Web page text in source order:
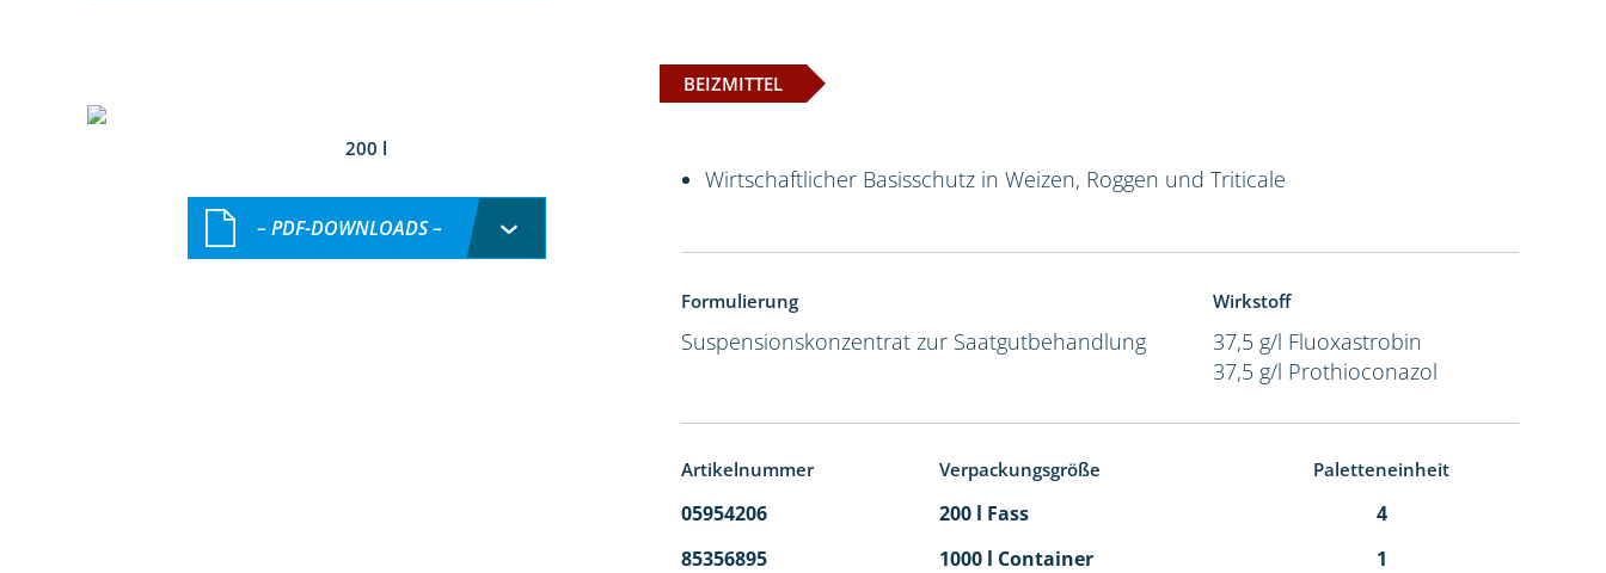
BEIZMITTEL
200 l
– PDF-DOWNLOADS –
Wirtschaftlicher Basisschutz in Weizen, Roggen und Triticale
Formulierung
Suspensionskonzentrat zur Saatgutbehandlung
Wirkstoff
37,5 g/l Fluoxastrobin
37,5 g/l Prothioconazol
Artikelnummer Verpackungsgröße Paletteneinheit
05954206 200 l Fass
4
85356895
1000 l Container 1